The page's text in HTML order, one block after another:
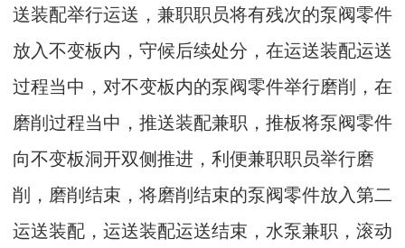
送装配举行运送，兼职职员将有残次的泵阀零件
放入不变板内，守候后续处分，在运送装配运送
过程当中，对不变板内的泵阀零件举行磨削，在
磨削过程当中，推送装配兼职，推板将泵阀零件
向不变板洞开双侧推进，利便兼职职员举行磨
削，磨削结束，将磨削结束的泵阀零件放入第二
运送装配，运送装配运送结束，水泵兼职，滚动